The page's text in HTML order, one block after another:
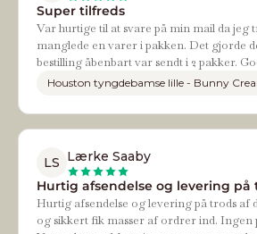
Super tilfreds
Var hurtige til at svare på min mail da jeg
manglede en varer i pakken. Det gjorde
bestilling åbenbart var sendt i 2 pakker.
Houston tyngdebamse lille - Bunny
LS Lærke Saaby
Hurtig afsendelse og levering på
Hurtig afsendelse og levering på trods af
og sikkert fik masser af ordrer ind.